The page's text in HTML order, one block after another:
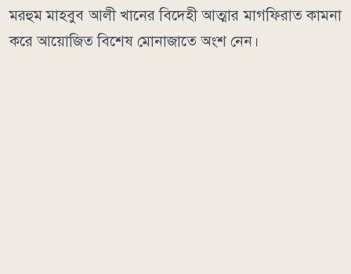
মরহুম মাহবুব আলী খানের বিদেহী আত্মার মাগফিরাত কামনা
করে আয়োজিত বিশেষ মোনাজাতে অংশ নেন।